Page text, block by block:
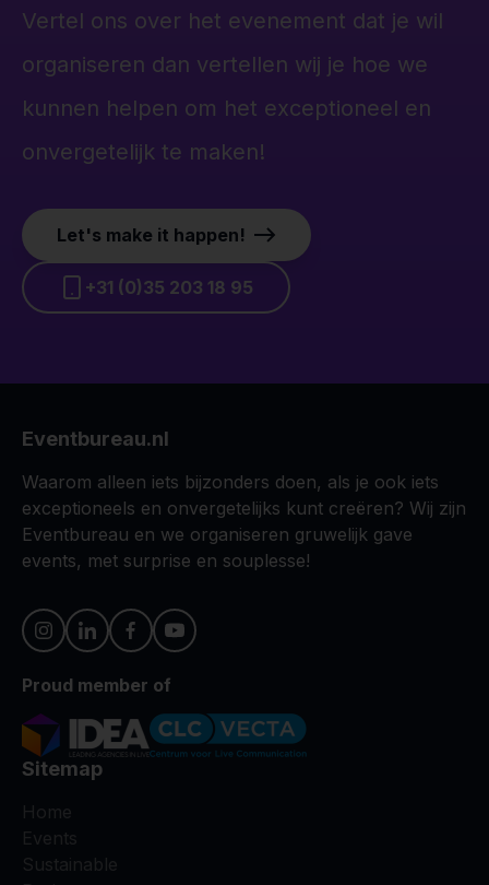
Vertel ons over het evenement dat je wil
organiseren dan vertellen wij je hoe we
kunnen helpen om het exceptioneel en
onvergetelijk te maken!
Let's make it happen!
+31 (0)35 203 18 95
Eventbureau.nl
Waarom alleen iets bijzonders doen, als je ook iets
exceptioneels en onvergetelijks kunt creëren? Wij zijn
Eventbureau en we organiseren gruwelijk gave
events, met surprise en souplesse!
Proud member of
Sitemap
Home
Events
Sustainable